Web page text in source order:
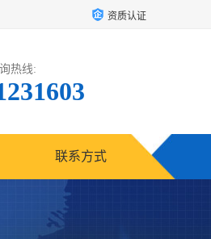
资质认证
热线:
联系方式